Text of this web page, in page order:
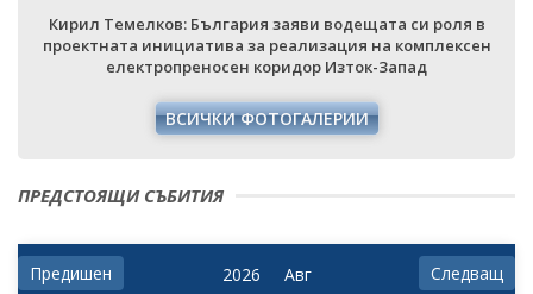
Кирил Темелков: България заяви водещата си роля в
проектната инициатива за реализация на комплексен
електропреносен коридор Изток-Запад
ВСИЧКИ ФОТОГАЛЕРИИ
ПРЕДСТОЯЩИ СЪБИТИЯ
Предишен Следващ